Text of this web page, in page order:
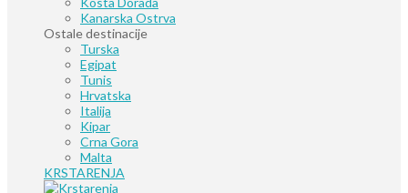
Kanarska Ostrva
Ostale destinacije
Turska
Egipat
Tunis
Hrvatska
Italija
Kipar
Crna Gora
Malta
KRSTARENJA